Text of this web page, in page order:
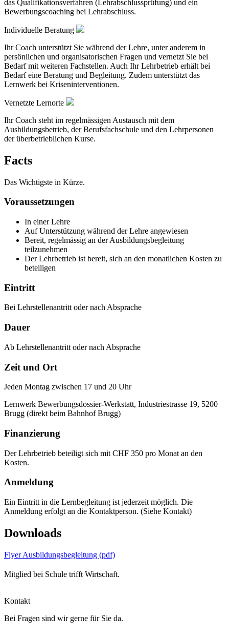
das Qualifikationsverfahren (Lehrabschlussprüfung) und ein
Bewerbungscoaching bei Lehrabschluss.
Individuelle Beratung
Ihr Coach unterstützt Sie während der Lehre, unter anderem in
persönlichen und organisatorischen Fragen und vernetzt Sie bei
Bedarf mit weiteren Fachstellen. Auch Ihr Lehrbetrieb erhält bei
Bedarf eine Beratung und Begleitung. Zudem unterstützt das
Lernwerk bei Kriseninterventionen.
Vernetzte Lernorte
Ihr Coach steht im regelmässigen Austausch mit dem
Ausbildungsbetrieb, der Berufsfachschule und den Lehrpersonen
der überbetrieblichen Kurse.
Facts
Das Wichtigste in Kürze.
Voraussetzungen
In einer Lehre
Auf Unterstützung während der Lehre angewiesen
Bereit, regelmässig an der Ausbildungsbegleitung
teilzunehmen
Der Lehrbetrieb ist bereit, sich an den monatlichen Kosten zu
beteiligen
Eintritt
Bei Lehrstellenantritt oder nach Absprache
Dauer
Ab Lehrstellenantritt oder nach Absprache
Zeit und Ort
Jeden Montag zwischen 17 und 20 Uhr
Lernwerk Bewerbungsdossier-Werkstatt, Industriestrasse 19, 5200
Brugg (direkt beim Bahnhof Brugg)
Finanzierung
Der Lehrbetrieb beteiligt sich mit CHF 350 pro Monat an den
Kosten.
Anmeldung
Ein Eintritt in die Lernbegleitung ist jederzeit möglich. Die
Anmeldung erfolgt an die Kontaktperson. (Siehe Kontakt)
Downloads
Flyer Ausbildungsbegleitung (pdf)
Mitglied bei Schule trifft Wirtschaft.
Kontakt
Bei Fragen sind wir gerne für Sie da.